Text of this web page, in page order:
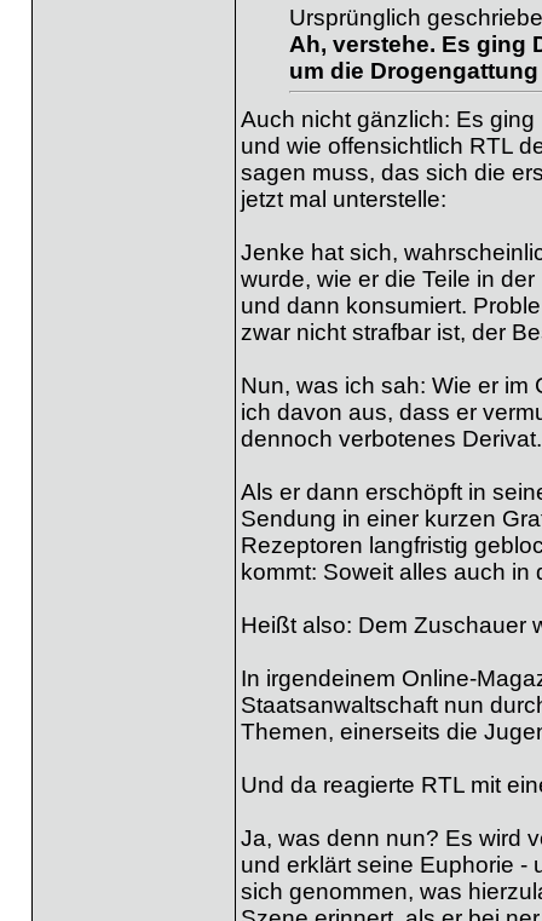
Ursprünglich
Ah, verstehe. Es ging
um die
Auch nicht gänzlich: Es
und wie offensichtlich RTL
sagen muss, das sich die
jetzt mal unterstelle:
Jenke hat sich,
wurde, wie er die Teile in
und dann konsumiert.
zwar nicht strafbar ist, der
Nun, was ich sah: Wie er
ich davon aus, dass er
dennoch verbotenes Derivat.
Als er dann erschöpft in
Sendung in einer kurzen
Rezeptoren langfristig
kommt: Soweit alles auch in
Heißt also: Dem Zuschauer
In irgendeinem Online-
Staatsanwaltschaft nun
Themen, einerseits die
Und da reagierte RTL mit
Ja, was denn nun? Es wird
und erklärt seine Euphorie -
sich genommen, was